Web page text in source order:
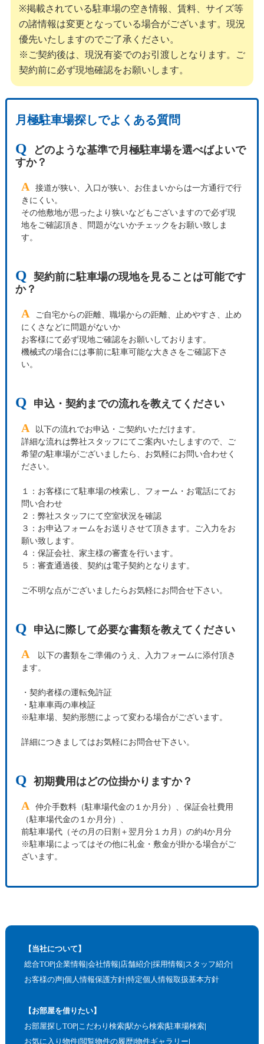
※掲載されている駐車場の空き情報、賃料、サイズ等
の諸情報は変更となっている場合がございます。現況
優先いたしますのでご了承ください。
※ご契約後は、現況有姿でのお引渡しとなります。ご
契約前に必ず現地確認をお願いします。
月極駐車場探しでよくある質問
Q
どのような基準で月極駐車場を選べばよいで
すか？
A
接道が狭い、入口が狭い、お住まいからは一方通行で行
きにくい。
その他敷地が思ったより狭いなどもございますので必ず現
地をご確認頂き、問題がないかチェックをお願い致しま
す。
Q
契約前に駐車場の現地を見ることは可能です
か？
A
ご自宅からの距離、職場からの距離、止めやすさ、止め
にくさなどに問題がないか
お客様にて必ず現地ご確認をお願いしております。
機械式の場合には事前に駐車可能な大きさをご確認下さ
い。
Q 申込・契約までの流れを教えてください
A
以下の流れでお申込・ご契約いただけます。
詳細な流れは弊社スタッフにてご案内いたしますので、ご
希望の駐車場がございましたら、お気軽にお問い合わせく
ださい。
１：お客様にて駐車場の検索し、フォーム・お電話にてお
問い合わせ
２：弊社スタッフにて空室状況を確認
３：お申込フォームをお送りさせて頂きます。ご入力をお
願い致します。
４：保証会社、家主様の審査を行います。
５：審査通過後、契約は電子契約となります。
ご不明な点がございましたらお気軽にお問合せ下さい。
Q 申込に際して必要な書類を教えてください
A
以下の書類をご準備のうえ、入力フォームに添付頂き
ます。
・契約者様の運転免許証
・駐車車両の車検証
※駐車場、契約形態によって変わる場合がございます。
詳細につきましてはお気軽にお問合せ下さい。
Q 初期費用はどの位掛かりますか？
A
仲介手数料（駐車場代金の１か月分）、保証会社費用
（駐車場代金の１か月分）、
前駐車場代（その月の日割＋翌月分１カ月）の約4か月分
※駐車場によってはその他に礼金・敷金が掛かる場合がご
ざいます。
【当社について】
総合TOP 企業情報 会社情報 店舗紹介 採用情報 スタッフ紹介
お客様の声 個人情報保護方針 特定個人情報取扱基本方針
【お部屋を借りたい】
お部屋探しTOP こだわり検索 駅から検索 駐車場検索
お気に入り物件 閲覧物件の履歴 物件ギャラリー